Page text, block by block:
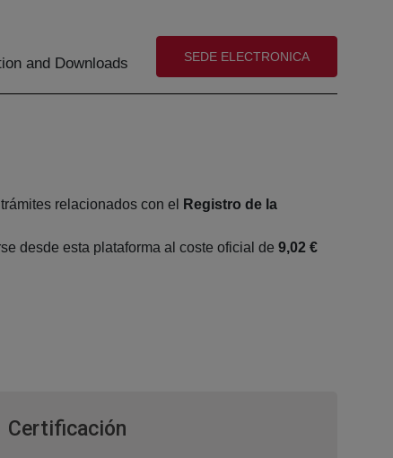
and Downloads (abre en nueva ventana)
SEDE ELECTRONICA
relacionados con el
Registro de la
desde esta plataforma al coste oficial de 9,02 €
Certificación